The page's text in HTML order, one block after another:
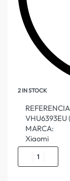
2 IN STOCK
VHU6393EU
MARCA:
Xiaomi